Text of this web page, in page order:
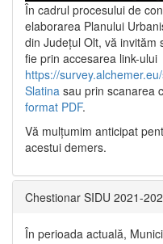
În cadrul procesului de
elaborarea Planului
din Județul Olt, vă invităm
fie prin accesarea link-ului
https://
Slatina sau prin scanarea
format PDF.
Vă mulţumim anticipat
acestui demers.
Chestionar SIDU 2021-
În perioada actuală,